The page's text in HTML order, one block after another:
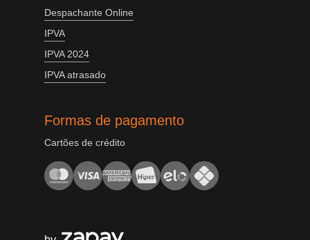
Despachante Online
IPVA
IPVA 2024
IPVA atrasado
Formas de pagamento
Cartões de crédito